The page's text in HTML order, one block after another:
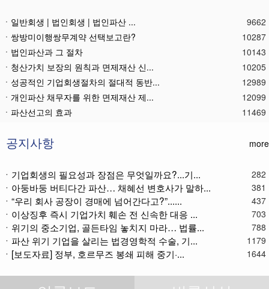
ㆍ일반회생 | 법인회생 | 법인파산 ... 9662
ㆍ쌍방미이행쌍무계약 선택보고란?
10287
ㆍ법인파산과 그 절차
10143
ㆍ청산가치 보장의 원칙과 면제재산 신...
10205
ㆍ성공적인 기업회생절차의 절대적 동반...
12989
ㆍ개인파산 채무자를 위한 면제재산 제...
12099
ㆍ파산선고의 효과
11469
ㆍ 개인회생절차의 최저변제액 제공금액
12669
ㆍ기업회생제도와 기업파산제도
11617
ㆍ법인파산 후 이사의 연대보증책임 해...
11572
ㆍ법인파산절차와 기업회생절차 개요
11866
ㆍ개인회생재단채권(우선권이 있는 채권...
11112
ㆍ개인회생재단이란?
11035
ㆍ개인회생채권이란?
11272
ㆍ가용소득이란?
11221
공지사항 more
ㆍ기업회생의 필요성과 장점은 무엇일까요?...기... 282
ㆍ아둥바둥 버티다간 파산… 채혜선 변호사가 말하... 381
ㆍ“우리 회사 공장이 경매에 넘어간다고?”...... 437
ㆍ이상징후 즉시 기업가치 훼손 전 신속한 대응 ... 703
ㆍ위기의 중소기업, 골든타임 놓치지 마라… 법률... 788
ㆍ파산 위기 기업을 살리는 법경영학적 수술, 기... 1179
ㆍ[보도자료] 정부, 호르무즈 봉쇄 피해 중기·... 1644